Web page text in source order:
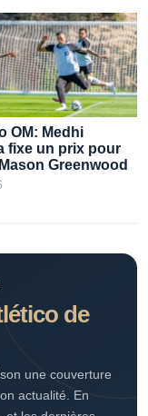
- Atlético
: La vidéo du coup
d'Alvarez
Ligue des
Greenwood